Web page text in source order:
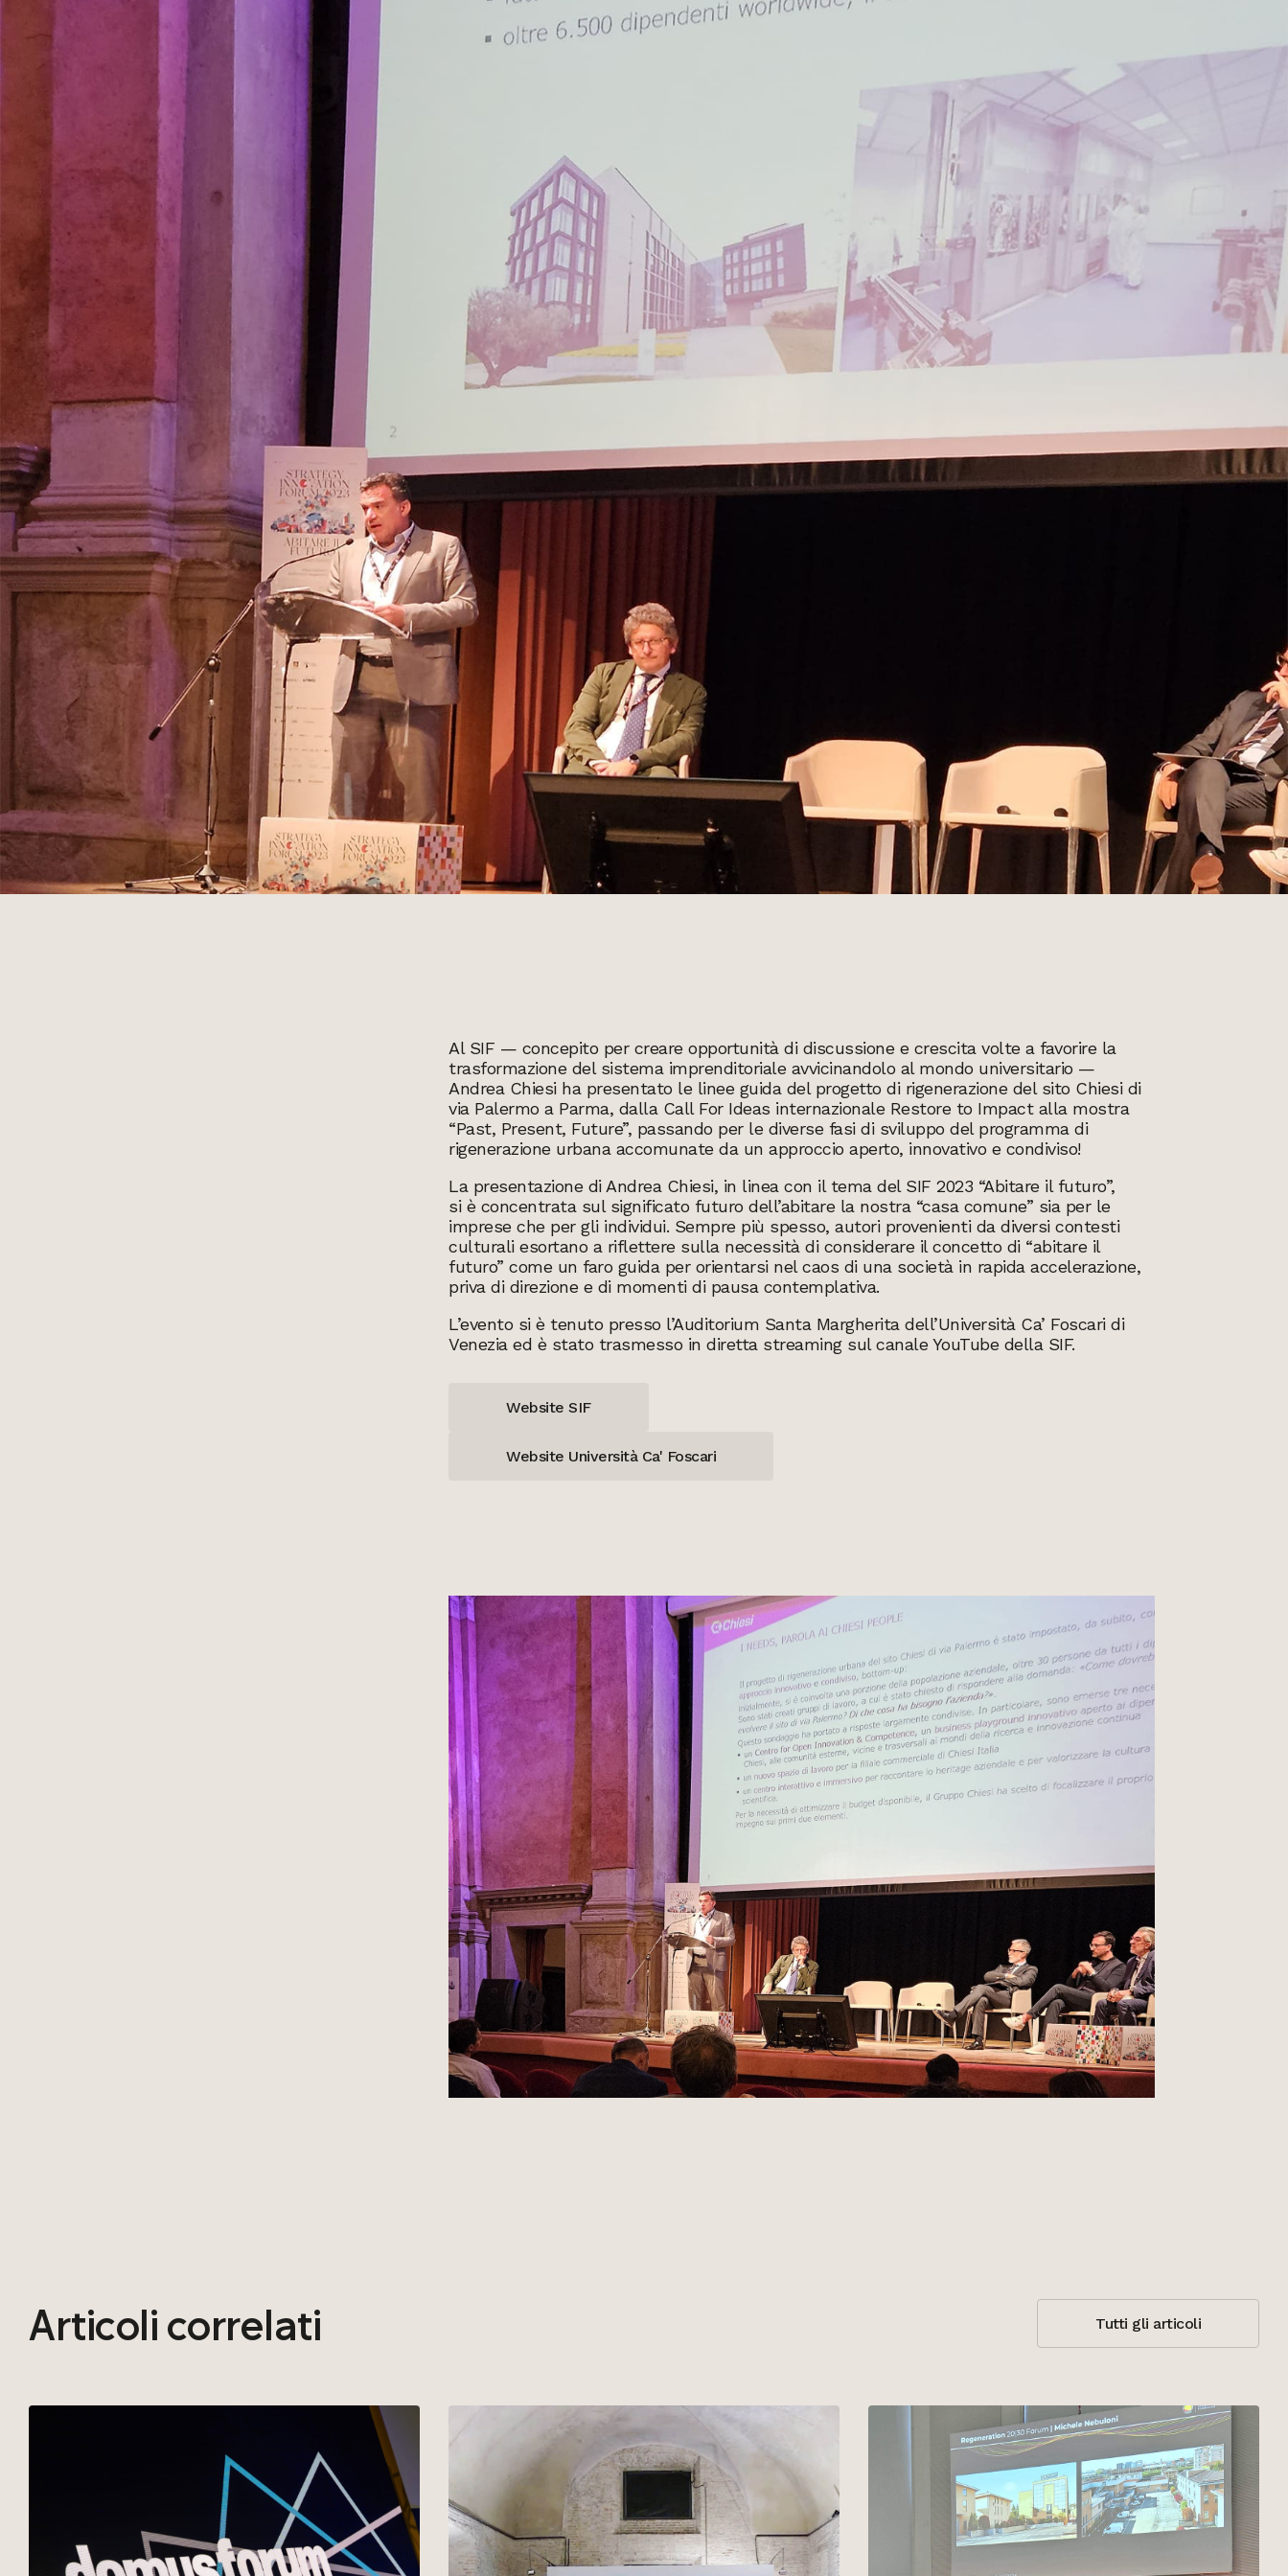
Al SIF — concepito per creare opportunità di discussione e crescita volte a favorire la
trasformazione del sistema imprenditoriale avvicinandolo al mondo universitario —
Andrea Chiesi ha presentato le linee guida del progetto di rigenerazione del sito Chiesi di
via Palermo a Parma, dalla Call For Ideas internazionale Restore to Impact alla mostra
“Past, Present, Future”, passando per le diverse fasi di sviluppo del programma di
rigenerazione urbana accomunate da un approccio aperto, innovativo e condiviso!
La presentazione di Andrea Chiesi, in linea con il tema del SIF 2023 “Abitare il futuro”,
si è concentrata sul significato futuro dell’abitare la nostra “casa comune” sia per le
imprese che per gli individui. Sempre più spesso, autori provenienti da diversi contesti
culturali esortano a riflettere sulla necessità di considerare il concetto di “abitare il
futuro” come un faro guida per orientarsi nel caos di una società in rapida accelerazione,
priva di direzione e di momenti di pausa contemplativa.
L’evento si è tenuto presso l’Auditorium Santa Margherita dell’Università Ca’ Foscari di
Venezia ed è stato trasmesso in diretta streaming sul canale YouTube della SIF.
Website SIF
Website Università Ca' Foscari
Articoli correlati Tutti gli articoli